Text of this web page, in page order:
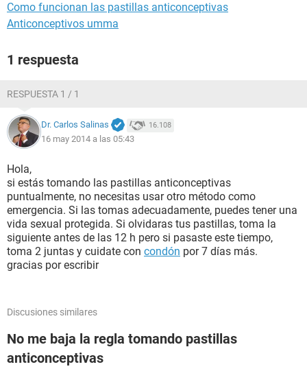
Como funcionan las pastillas anticonceptivas
Anticonceptivos umma
1 respuesta
RESPUESTA 1 / 1
Dr. Carlos Salinas 16.108
16 may 2014 a las 05:43
Hola,
si estás tomando las pastillas anticonceptivas
puntualmente, no necesitas usar otro método como
emergencia. Si las tomas adecuadamente, puedes tener una
vida sexual protegida. Si olvidaras tus pastillas, toma la
siguiente antes de las 12 h pero si pasaste este tiempo,
toma 2 juntas y cuidate con condón por 7 días más.
gracias por escribir
Discusiones similares
No me baja la regla tomando pastillas
anticonceptivas